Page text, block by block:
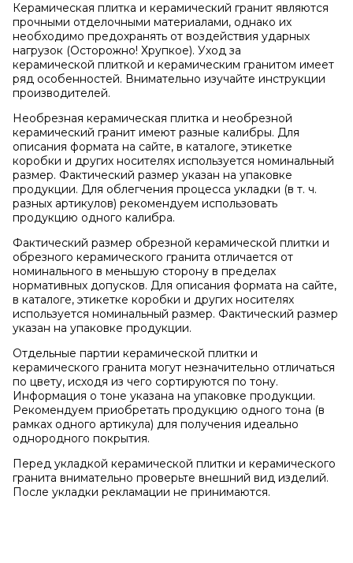
Керамическая плитка и керамический гранит являются
прочными отделочными материалами, однако их
необходимо предохранять от воздействия ударных
нагрузок (Осторожно! Хрупкое). Уход за
керамической плиткой и керамическим гранитом имеет
ряд особенностей. Внимательно изучайте инструкции
производителей.
Необрезная керамическая плитка и необрезной
керамический гранит имеют разные калибры. Для
описания формата на сайте, в каталоге, этикетке
коробки и других носителях используется номинальный
размер. Фактический размер указан на упаковке
продукции. Для облегчения процесса укладки (в т. ч.
разных артикулов) рекомендуем использовать
продукцию одного калибра.
Фактический размер обрезной керамической плитки и
обрезного керамического гранита отличается от
номинального в меньшую сторону в пределах
нормативных допусков. Для описания формата на сайте,
в каталоге, этикетке коробки и других носителях
используется номинальный размер. Фактический размер
указан на упаковке продукции.
Отдельные партии керамической плитки и
керамического гранита могут незначительно отличаться
по цвету, исходя из чего сортируются по тону.
Информация о тоне указана на упаковке продукции.
Рекомендуем приобретать продукцию одного тона (в
рамках одного артикула) для получения идеально
однородного покрытия.
Перед укладкой керамической плитки и керамического
гранита внимательно проверьте внешний вид изделий.
После укладки рекламации не принимаются.